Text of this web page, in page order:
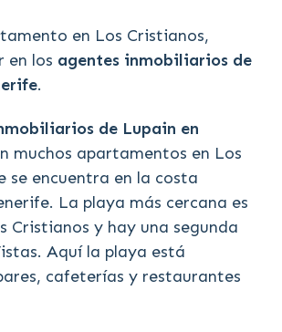
en Los Cristianos,
en los agentes inmobiliarios de
.
de Lupain en
muchos apartamentos en Los
se encuentra en la costa
La playa más cercana es
Cristianos y hay una segunda
Aquí la playa está
cafeterías y restaurantes